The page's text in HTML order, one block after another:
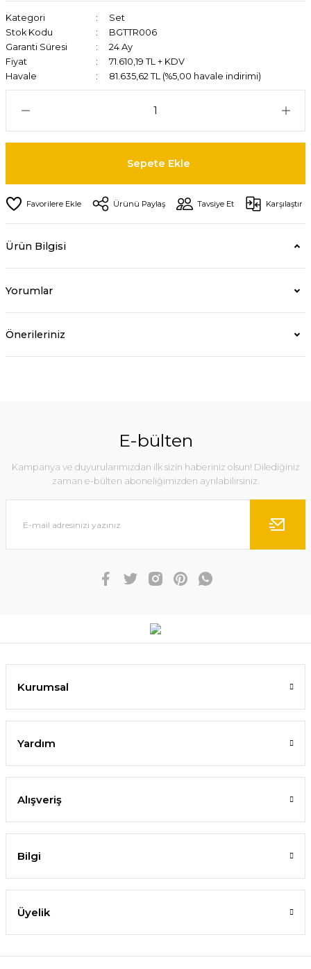
Kategori
Set
Stok Kodu
BGTTR006
Garanti Süresi
24 Ay
Fiyat
71.610,19 TL + KDV
Havale
81.635,62 TL (%5,00 havale indirimi)
Sepete Ekle
Ürünü Paylaş Tavsiye Et Karşılaştır
Ürün Bilgisi
Yorumlar
Önerileriniz
E-bülten
Kampanya ve duyurularımızdan ilk sizin haberiniz olsun! Dilediğiniz
zaman e-bülten aboneliğimizden ayrılabilirsiniz.
Kurumsal
Yardım
Alışveriş
Bilgi
Üyelik